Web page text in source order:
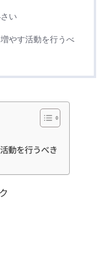
い
やす活動を行うべ
動を行うべき